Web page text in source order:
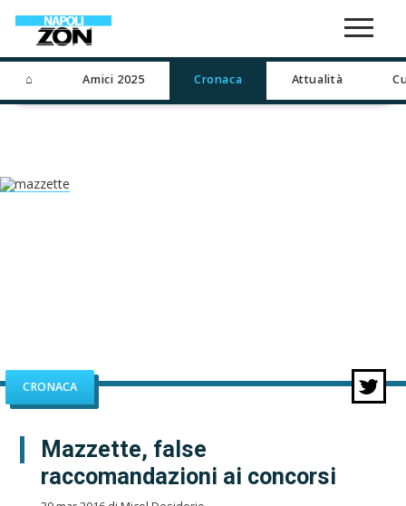
⌂ Amici 2025 Cronaca Attualità
CRONACA
Mazzette, false
raccomandazioni ai concorsi